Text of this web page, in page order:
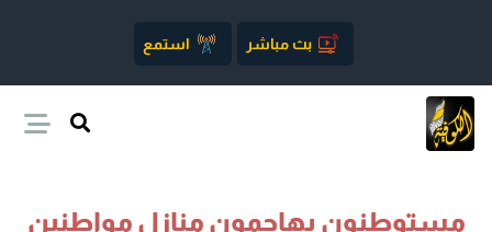
بث مباشر استمع
مستوطنون يهاجمون منازل مواطنين